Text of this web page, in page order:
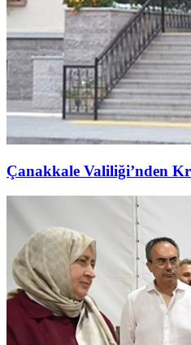
Çanakkale Valiliği’nden